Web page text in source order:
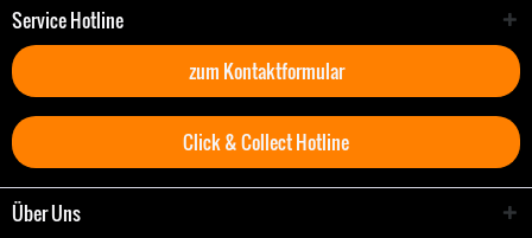
Service Hotline
zum Kontaktformular
Click & Collect Hotline
Über Uns